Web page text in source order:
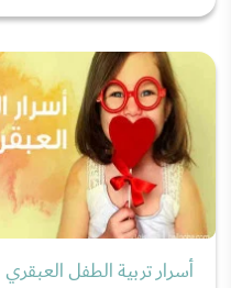
أسرار تربية الطفل العبقري